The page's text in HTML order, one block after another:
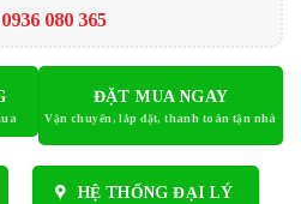
0936 080 365
ĐẶT MUA NGAY
HỆ THỐNG ĐẠI LÝ